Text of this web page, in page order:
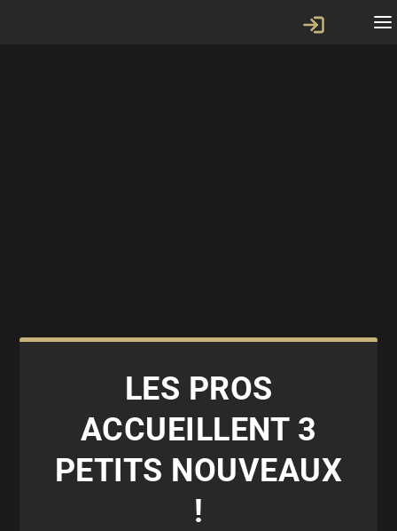
LES PROS
ACCUEILLENT 3
PETITS NOUVEAUX
!